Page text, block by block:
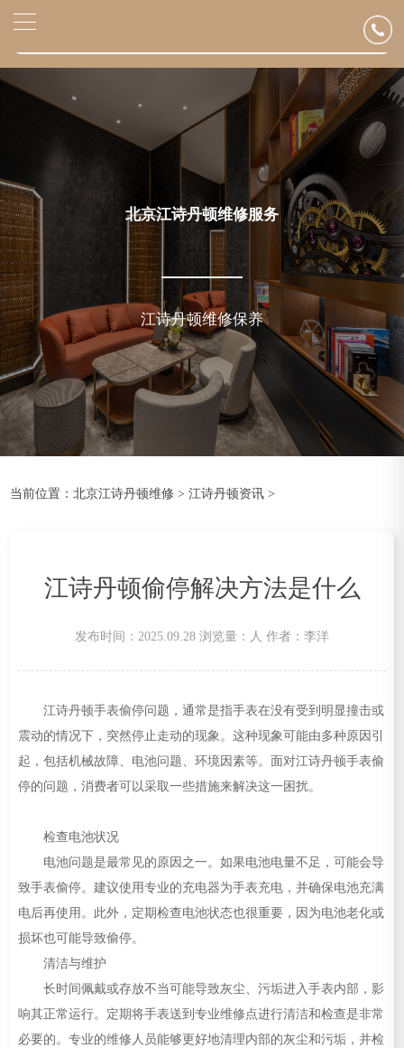
▲
▼
2026年6月江诗丹顿售后服务中心最新网点地址：
北京市东城区东长安街1号东方广场写字楼W3座6层602室（需提前预约）
北京市朝阳区建国门外大街甲6号华熙国际中心写字楼D座11层1102室（需提前预约）
北京江诗丹顿维修服务
江诗丹顿维修保养
当前位置：北京江诗丹顿维修 >江诗丹顿资讯 >
江诗丹顿偷停解决方法是什么
发布时间：2025.09.28 浏览量： 人 作者：李洋
江诗丹顿手表偷停问题，通常是指手表在没有受到明显撞击或
震动的情况下，突然停止走动的现象。这种现象可能由多种原因引
起，包括机械故障、电池问题、环境因素等。面对江诗丹顿手表偷
停的问题，消费者可以采取一些措施来解决这一困扰。
检查电池状况
电池问题是最常见的原因之一。如果电池电量不足，可能会导
致手表偷停。建议使用专业的充电器为手表充电，并确保电池充满
电后再使用。此外，定期检查电池状态也很重要，因为电池老化或
损坏也可能导致偷停。
清洁与维护
长时间佩戴或存放不当可能导致灰尘、污垢进入手表内部，影
响其正常运行。定期将手表送到专业维修点进行清洁和检查是非常
必要的。专业的维修人员能够更好地清理内部的灰尘和污垢，并检